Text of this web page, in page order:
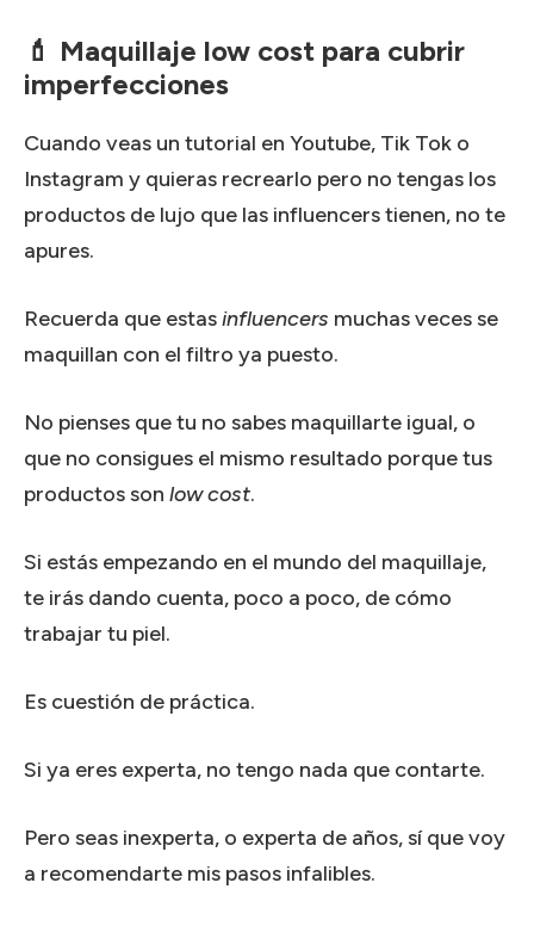
💄 Maquillaje low cost para cubrir
imperfecciones
Cuando veas un tutorial en Youtube, Tik Tok o
Instagram y quieras recrearlo pero no tengas los
productos de lujo que las influencers tienen, no te
apures.
Recuerda que estasinfluencers muchas veces se
maquillan con el filtro ya puesto.
No pienses que tu no sabes maquillarte igual, o
que no consigues el mismo resultado porque tus
productos son low cost.
Si estás empezando en el mundo del maquillaje,
te irás dando cuenta, poco a poco, de cómo
trabajar tu piel.
Es cuestión de práctica.
Si ya eres experta, no tengo nada que contarte.
Pero seas inexperta, o experta de años, sí que voy
a recomendarte mis pasos infalibles.